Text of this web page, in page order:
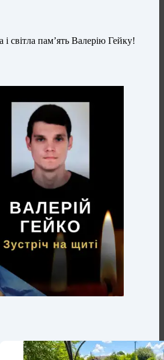
і світла пам’ять Валерію Гейку!